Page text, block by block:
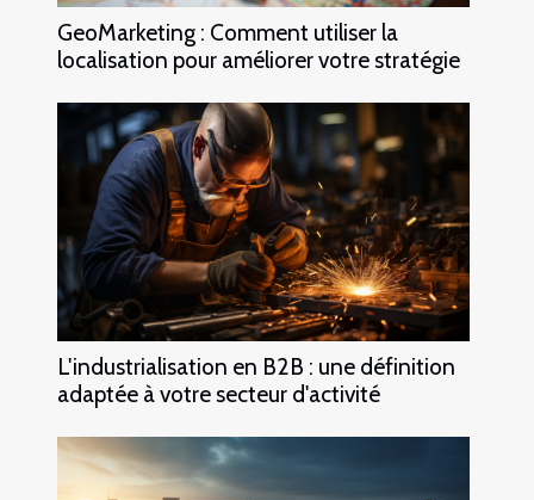
GeoMarketing : Comment utiliser la
localisation pour améliorer votre stratégie
L'industrialisation en B2B : une définition
adaptée à votre secteur d'activité